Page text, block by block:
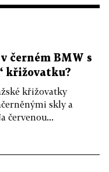
černém BMW s
křižovatku?
křižovatky
skly a
červenou...